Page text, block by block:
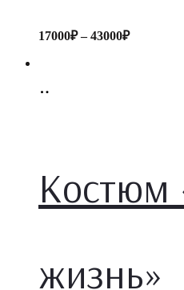
17000₽–43000₽
Костюм